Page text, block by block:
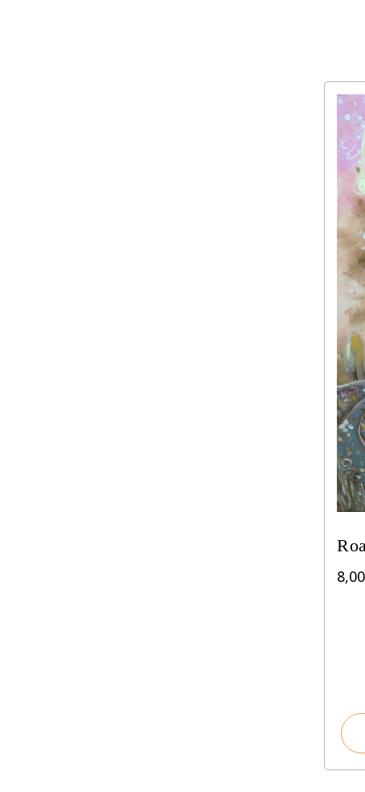
8,00